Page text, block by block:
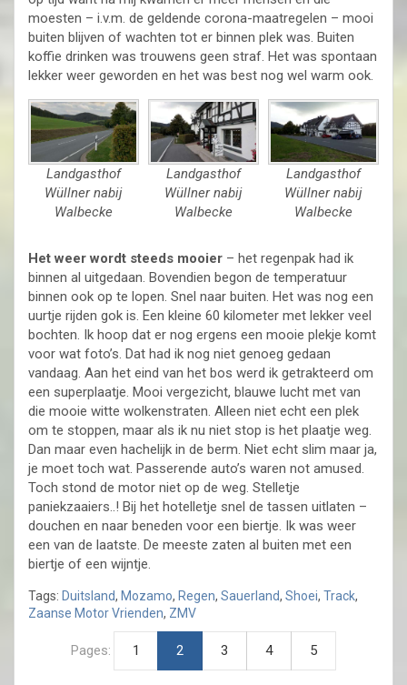
moesten – i.v.m. de geldende corona-maatregelen – mooi
buiten blijven of wachten tot er binnen plek was. Buiten
koffie drinken was trouwens geen straf. Het was spontaan
lekker weer geworden en het was best nog wel warm ook.
Landgasthof
Wüllner nabij
Walbecke
Landgasthof
Wüllner nabij
Walbecke
Landgasthof
Wüllner nabij
Walbecke
Het weer wordt steeds mooier – het regenpak had ik
binnen al uitgedaan. Bovendien begon de temperatuur
binnen ook op te lopen. Snel naar buiten. Het was nog een
uurtje rijden gok is. Een kleine 60 kilometer met lekker veel
bochten. Ik hoop dat er nog ergens een mooie plekje komt
voor wat foto’s. Dat had ik nog niet genoeg gedaan
vandaag. Aan het eind van het bos werd ik getrakteerd om
een superplaatje. Mooi vergezicht, blauwe lucht met van
die mooie witte wolkenstraten. Alleen niet echt een plek
om te stoppen, maar als ik nu niet stop is het plaatje weg.
Dan maar even hachelijk in de berm. Niet echt slim maar ja,
je moet toch wat. Passerende auto’s waren not amused.
Toch stond de motor niet op de weg. Stelletje
paniekzaaiers..! Bij het hotelletje snel de tassen uitlaten –
douchen en naar beneden voor een biertje. Ik was weer
een van de laatste. De meeste zaten al buiten met een
biertje of een wijntje.
Tags: Duitsland, Mozamo, Regen, Sauerland, Shoei, Track,
Zaanse Motor Vrienden, ZMV
Pages: 1 2 3 4 5